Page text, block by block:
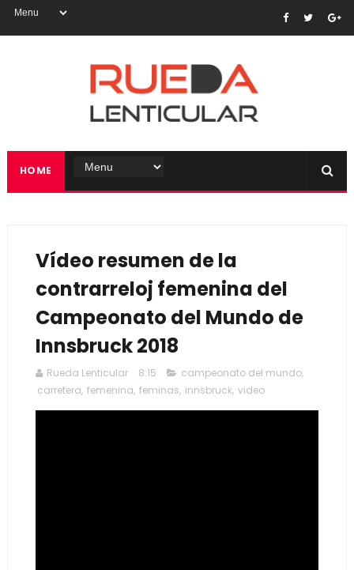
HOME
Vídeo resumen de la
contrarreloj femenina del
Campeonato del Mundo de
Innsbruck 2018
Rueda Lenticular 8:15 campeonato del mundo,
carretera, femenina, feminas, innsbruck, video